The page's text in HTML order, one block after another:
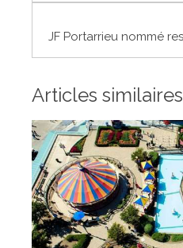
Articles similaires